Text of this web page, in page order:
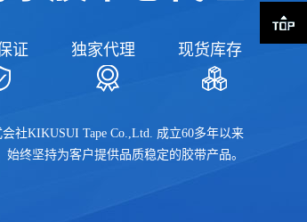
证 独家代理 现货库存
社KIKUSUI Tape Co.,Ltd. 成立60多年以来
始终坚持为客户提供品质稳定的胶带产品。
联系